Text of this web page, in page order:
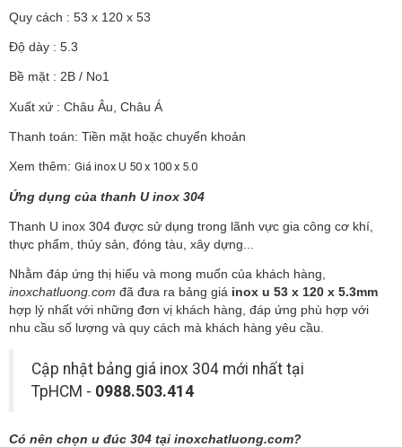
Quy cách : 53 x 120 x 53
Độ dày : 5.3
Bề mặt : 2B / No1
Xuất xứ : Châu Âu, Châu Á
Thanh toán: Tiền mặt hoặc chuyển khoản
Xem thêm: Giá inox U 50 x 100 x 5.0
Ứng dụng của thanh U inox 304
Thanh U inox 304 được sử dụng trong lãnh vực gia công cơ khí,
thực phẩm, thủy sản, đóng tàu, xây dựng...
Nhằm đáp ứng thị hiếu và mong muốn của khách hàng,
inoxchatluong.com đã đưa ra bảng giá inox u 53 x 120 x 5.3mm
hợp lý nhất với những đơn vị khách hàng, đáp ứng phù hợp với
nhu cầu số lượng và quy cách mà khách hàng yêu cầu.
Cập nhật bảng giá inox 304 mới nhất tại
TpHCM - 0988.503.414
Có nên chọn u đúc 304 tại inoxchatluong.com?